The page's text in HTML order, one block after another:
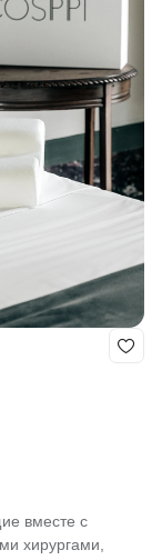
вместе с
хирургами,